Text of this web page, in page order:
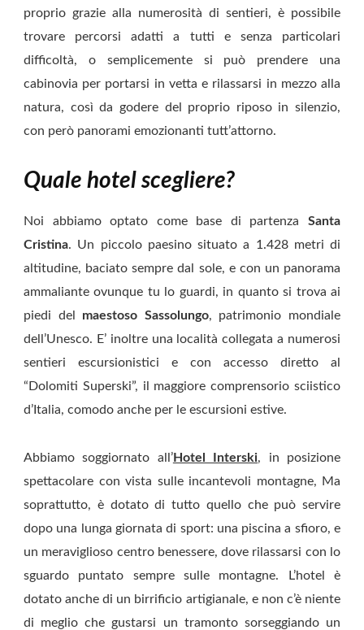
proprio grazie alla numerosità di sentieri, è possibile
trovare percorsi adatti a tutti e senza particolari
difficoltà, o semplicemente si può prendere una
cabinovia per portarsi in vetta e rilassarsi in mezzo alla
natura, così da godere del proprio riposo in silenzio,
con però panorami emozionanti tutt’attorno.
Quale hotel scegliere?
Noi abbiamo optato come base di partenza Santa
Cristina. Un piccolo paesino situato a 1.428 metri di
altitudine, baciato sempre dal sole, e con un panorama
ammaliante ovunque tu lo guardi, in quanto si trova ai
piedi del
maestoso Sassolungo, patrimonio mondiale
dell’Unesco. E’ inoltre una località collegata a numerosi
sentieri escursionistici e con accesso diretto al
“Dolomiti Superski”, il maggiore comprensorio sciistico
d’Italia, comodo anche per le escursioni estive.
Abbiamo soggiornato all’Hotel Interski, in posizione
spettacolare con vista sulle incantevoli montagne, Ma
soprattutto, è dotato di tutto quello che può servire
dopo una lunga giornata di sport: una piscina a sfioro, e
un meraviglioso centro benessere, dove rilassarsi con lo
sguardo puntato sempre sulle montagne. L’hotel è
dotato anche di un birrificio artigianale, e non c’è niente
di meglio che gustarsi un tramonto sorseggiando un